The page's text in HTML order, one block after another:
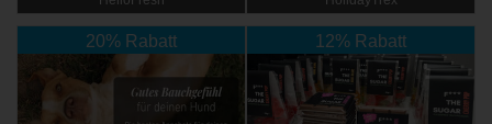
20% Rabatt 12% Rabatt